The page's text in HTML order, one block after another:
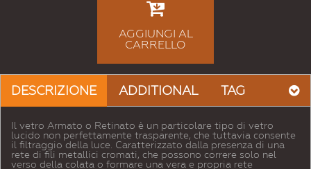
AGGIUNGI AL
CARRELLO
DESCRIZIONE ADDITIONAL TAG
Il vetro Armato o Retinato è un particolare tipo di vetro
lucido non perfettamente trasparente, che tuttavia consente
il filtraggio della luce. Caratterizzato dalla presenza di una
rete di fili metallici cromati, che possono correre solo nel
verso della colata o formare una vera e propria rete